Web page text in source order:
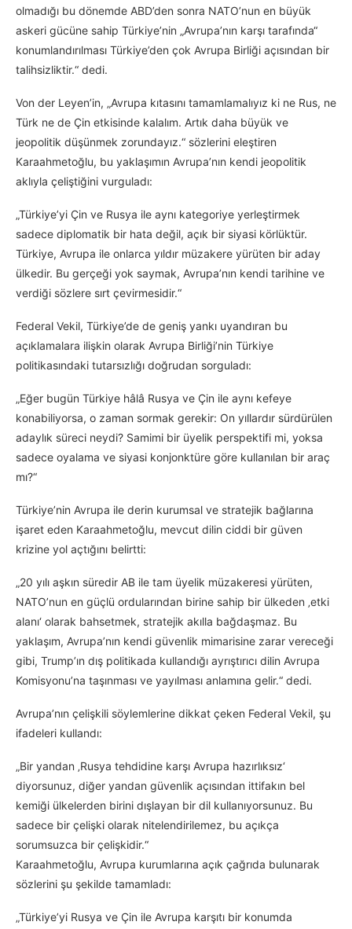
olmadığı bu dönemde ABD’den sonra NATO’nun en büyük
askeri gücüne sahip Türkiye’nin „Avrupa’nın karşı tarafında“
konumlandırılması Türkiye’den çok Avrupa Birliği açısından bir
talihsizliktir.“ dedi.
Von der Leyen’in, „Avrupa kıtasını tamamlamalıyız ki ne Rus, ne
Türk ne de Çin etkisinde kalalım. Artık daha büyük ve
jeopolitik düşünmek zorundayız.“ sözlerini eleştiren
Karaahmetoğlu, bu yaklaşımın Avrupa’nın kendi jeopolitik
aklıyla çeliştiğini vurguladı:
„Türkiye’yi Çin ve Rusya ile aynı kategoriye yerleştirmek
sadece diplomatik bir hata değil, açık bir siyasi körlüktür.
Türkiye, Avrupa ile onlarca yıldır müzakere yürüten bir aday
ülkedir. Bu gerçeği yok saymak, Avrupa’nın kendi tarihine ve
verdiği sözlere sırt çevirmesidir.“
Federal Vekil, Türkiye’de de geniş yankı uyandıran bu
açıklamalara ilişkin olarak Avrupa Birliği’nin Türkiye
politikasındaki tutarsızlığı doğrudan sorguladı:
„Eğer bugün Türkiye hâlâ Rusya ve Çin ile aynı kefeye
konabiliyorsa, o zaman sormak gerekir: On yıllardır sürdürülen
adaylık süreci neydi? Samimi bir üyelik perspektifi mi, yoksa
sadece oyalama ve siyasi konjonktüre göre kullanılan bir araç
mı?“
Türkiye’nin Avrupa ile derin kurumsal ve stratejik bağlarına
işaret eden Karaahmetoğlu, mevcut dilin ciddi bir güven
krizine yol açtığını belirtti:
„20 yılı aşkın süredir AB ile tam üyelik müzakeresi yürüten,
NATO’nun en güçlü ordularından birine sahip bir ülkeden ‚etki
alanı‘ olarak bahsetmek, stratejik akılla bağdaşmaz. Bu
yaklaşım, Avrupa’nın kendi güvenlik mimarisine zarar vereceği
gibi, Trump’ın dış politikada kullandığı ayrıştırıcı dilin Avrupa
Komisyonu’na taşınması ve yayılması anlamına gelir.“ dedi.
Avrupa’nın çelişkili söylemlerine dikkat çeken Federal Vekil, şu
ifadeleri kullandı:
„Bir yandan ‚Rusya tehdidine karşı Avrupa hazırlıksız‘
diyorsunuz, diğer yandan güvenlik açısından ittifakın bel
kemiği ülkelerden birini dışlayan bir dil kullanıyorsunuz. Bu
sadece bir çelişki olarak nitelendirilemez, bu açıkça
sorumsuzca bir çelişkidir.“
Karaahmetoğlu, Avrupa kurumlarına açık çağrıda bulunarak
sözlerini şu şekilde tamamladı:
„Türkiye’yi Rusya ve Çin ile Avrupa karşıtı bir konumda